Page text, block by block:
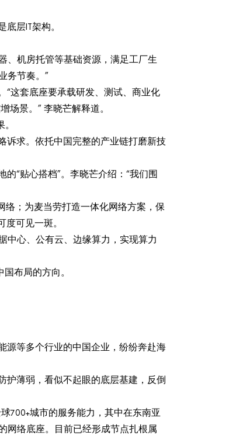
层IT架构。
、机房托管等基础资源，满足工厂生
务节奏。”
“这套底座要承载研发、测试、商业化
景。” 李晓芒解释道。
诉求。依托中国完整的产业链打磨新技
“贴心搭档”。李晓芒介绍：“我们围
络；为麦当劳打造一体化网络方案，保
可见一斑。
中心、公有云、边缘算力，实现算力
布局的方向。
源等多个行业的中国企业，纷纷奔赴海
护薄弱，看似不起眼的底层基建，反倒
700+城市的服务能力，其中在东南亚
网络底座。目前已经形成节点扎根属